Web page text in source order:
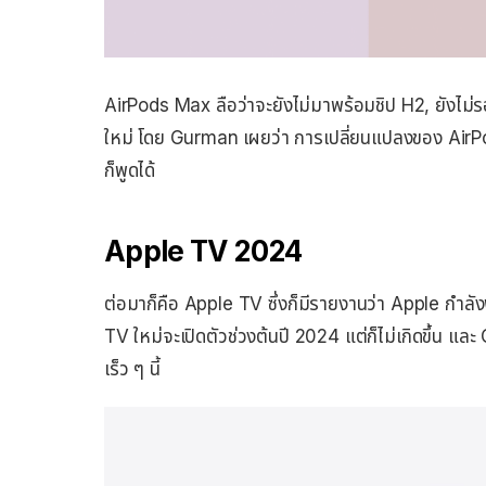
AirPods Max ลือว่าจะยังไม่มาพร้อมชิป H2, ยังไ
ใหม่ โดย Gurman เผยว่า การเปลี่ยนแปลงของ
ก็พูดได้
Apple TV 2024
ต่อมาก็คือ Apple TV ซึ่งก็มีรายงานว่า Apple กำลั
TV ใหม่จะเปิดตัวช่วงต้นปี 2024 แต่ก็ไม่เกิดขึ้น แล
เร็ว ๆ นี้